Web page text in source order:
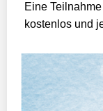
Eine
kostenlos und